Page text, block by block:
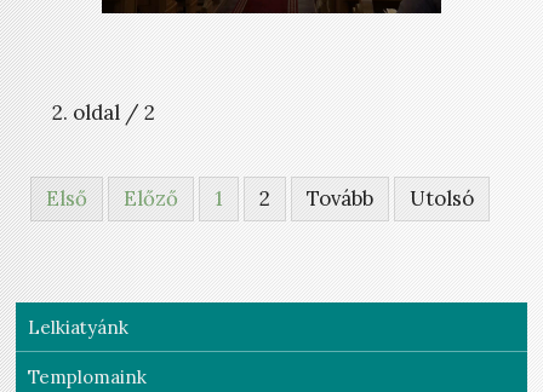
2. oldal / 2
Első Előző 1 2 Tovább Utolsó
Lelkiatyánk
Templomaink